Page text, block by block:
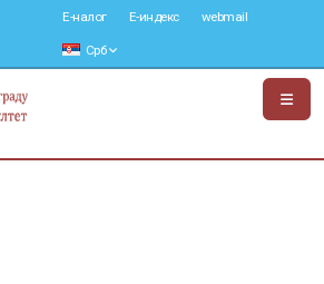
Е-налог Е-индекс webmail
Срб